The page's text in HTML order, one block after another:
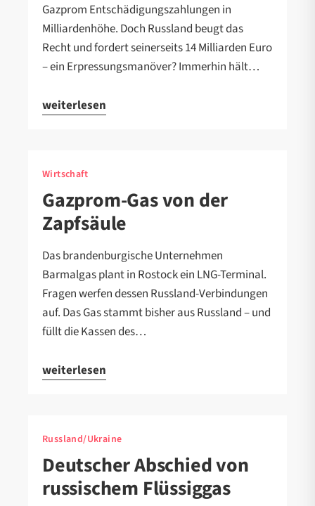
Gazprom Entschädigungszahlungen in
Milliardenhöhe. Doch Russland beugt das
Recht und fordert seinerseits 14 Milliarden Euro
– ein Erpressungsmanöver? Immerhin hält…
weiterlesen
Wirtschaft
Gazprom-Gas von der
Zapfsäule
Das brandenburgische Unternehmen
Barmalgas plant in Rostock ein LNG-Terminal.
Fragen werfen dessen Russland-Verbindungen
auf. Das Gas stammt bisher aus Russland – und
füllt die Kassen des…
weiterlesen
Russland/Ukraine
Deutscher Abschied von
russischem Flüssiggas